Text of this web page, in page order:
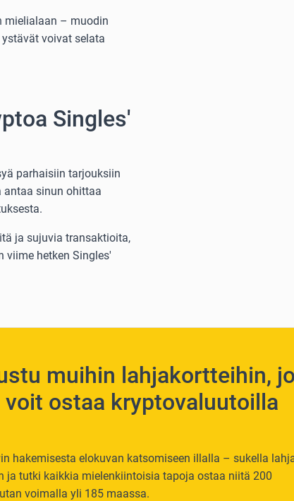
mielialaan – muodin
voivat selata
Singles'
parhaisiin tarjouksiin
antaa sinun ohittaa
ja sujuvia transaktioita,
viime hetken Singles'
muihin lahjakortteihin,
voit ostaa kryptovaluutoilla
hakemisesta elokuvan katsomiseen illalla – sukella
ja tutki kaikkia mielenkiintoisia tapoja ostaa niitä 200
voimalla yli 185 maassa.